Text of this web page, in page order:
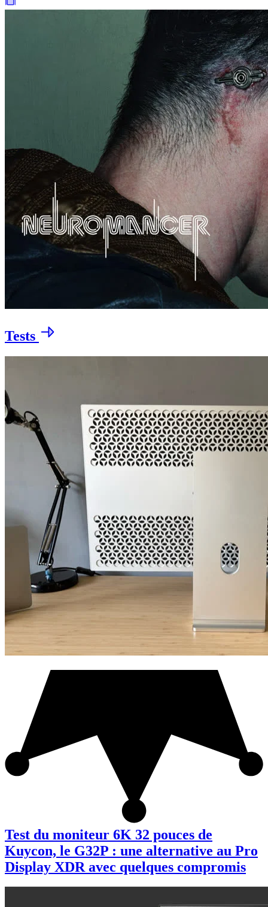
Tests
Test du moniteur 6K 32 pouces de
Kuycon, le G32P : une alternative au Pro
Display XDR avec quelques compromis